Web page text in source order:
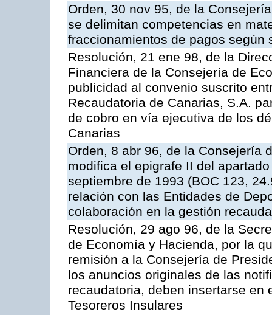
Orden, 30 nov 95, de la
se delimitan competencias en
fraccionamientos de pagos según
Resolución, 21 ene 98, de la
Financiera de la Consejería de
publicidad al convenio suscrito
Recaudatoria de Canarias, S.A.
de cobro en vía ejecutiva de los
Canarias
Orden, 8 abr 96, de la Consejería
modifica el epigrafe II del
septiembre de 1993 (BOC 123,
relación con las Entidades de
colaboración en la gestión
Resolución, 29 ago 96, de la
de Economía y Hacienda, por la
remisión a la Consejería de
los anuncios originales de las
recaudatoria, deben insertarse en
Tesoreros Insulares